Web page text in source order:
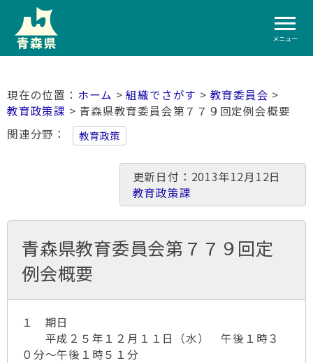
メニュー
ホーム >組織でさがす > 教育委員会 >
教育政策課 > 青森県教育委員会第７７９回定例会概要
関連分野
教育政策
更新日付：2013年12月12日
教育政策課
青森県教育委員会第７７９回定
例会概要
１ 期日
平成２５年１２月１１日（水） 午後１時３
０分～午後１時５１分